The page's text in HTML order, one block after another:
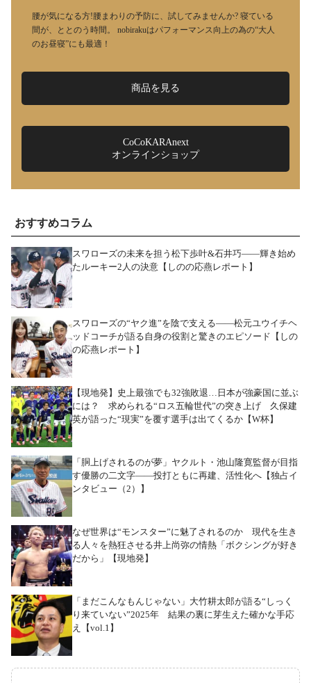
腰が気になる方!腰まわりの予防に、試してみませんか? 寝ている
間が、ととのう時間。 nobirakuはパフォーマンス向上の為の“大人
のお昼寝”にも最適！
商品を見る
CoCoKARAnext
オンラインショップ
おすすめコラム
スワローズの未来を担う松下歩叶&石井巧――輝き始め
たルーキー2人の決意【しのの応燕レポート】
スワローズの“ヤク進”を陰で支える――松元ユウイチヘ
ッドコーチが語る自身の役割と驚きのエピソード【しの
の応燕レポート】
【現地発】史上最強でも32強敗退…日本が強豪国に並ぶ
には？ 求められる“ロス五輪世代”の突き上げ 久保建
英が語った“現実”を覆す選手は出てくるか【W杯】
「胴上げされるのが夢」ヤクルト・池山隆寛監督が目指
す優勝の二文字――投打ともに再建、活性化へ【独占イ
ンタビュー（2）】
なぜ世界は“モンスター”に魅了されるのか 現代を生き
る人々を熱狂させる井上尚弥の情熱「ボクシングが好き
だから」【現地発】
「まだこんなもんじゃない」大竹耕太郎が語る“しっく
り来ていない”2025年 結果の裏に芽生えた確かな手応
え【vol.1】